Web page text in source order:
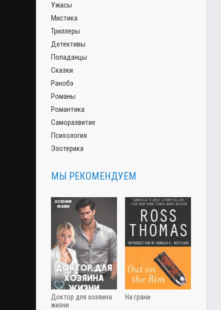
Ужасы
Мистика
Триллеры
Детективы
Попаданцы
Сказки
Ранобэ
Романы
Романтика
Саморазвитие
Психология
Эзотерика
МЫ РЕКОМЕНДУЕМ
Доктор для хозяина
жизни
На грани